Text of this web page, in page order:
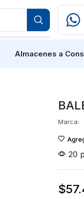
Almacenes a
Marca:
20
$